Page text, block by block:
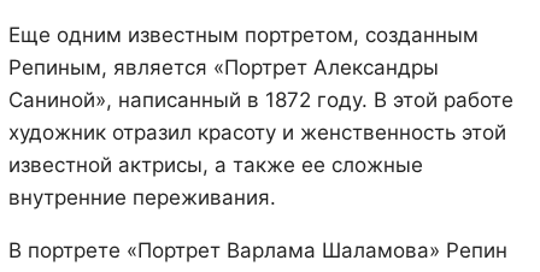
Еще одним известным портретом, созданным
Репиным, является «Портрет Александры
Саниной», написанный в 1872 году. В этой работе
художник отразил красоту и женственность этой
известной актрисы, а также ее сложные
внутренние переживания.
В портрете «Портрет Варлама Шаламова» Репин